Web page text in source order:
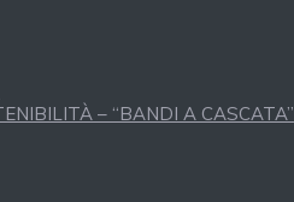
– “BANDI A CASCATA”